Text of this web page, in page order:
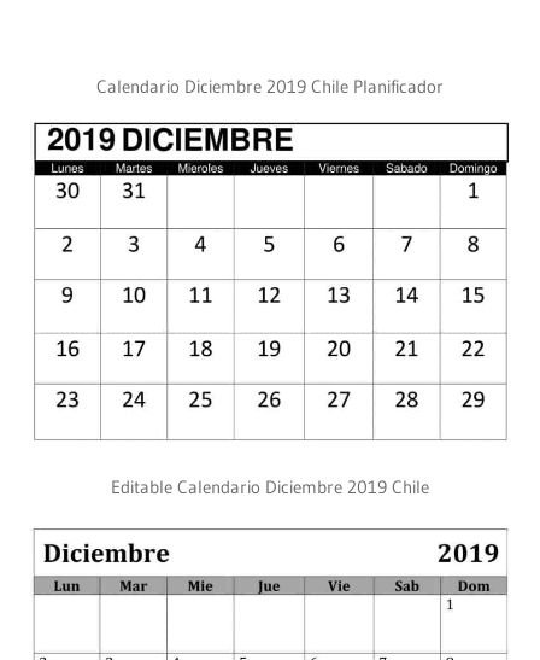
Calendario Diciembre 2019 Chile Planificador
Editable Calendario Diciembre 2019 Chile